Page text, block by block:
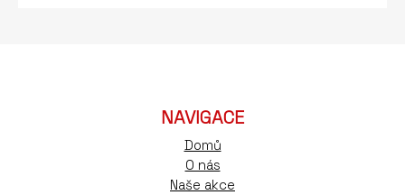
NAVIGACE
Domů
O nás
Naše akce